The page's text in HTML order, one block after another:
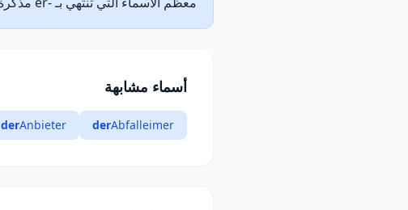
أسماء مشابهة
derAbfalleimer
derAnbieter